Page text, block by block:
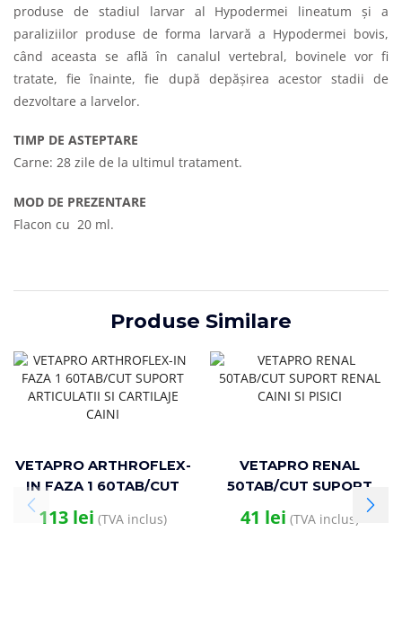
produse de stadiul larvar al Hypodermei lineatum şi a
paraliziilor produse de forma larvară a Hypodermei bovis,
când aceasta se află în canalul vertebral, bovinele vor fi
tratate, fie înainte, fie după depăşirea acestor stadii de
dezvoltare a larvelor.
TIMP DE ASTEPTARE
Carne: 28 zile de la ultimul tratament.
MOD DE PREZENTARE
Flacon cu 20 ml.
Produse Similare
VETAPRO ARTHROFLEX-
IN FAZA 1 60TAB/CUT
SUPORT ARTICULATII SI
CARTILAJE CAINI
113 lei (TVA inclus)
VETAPRO RENAL
50TAB/CUT SUPORT
RENAL CAINI SI PISICI
41 lei (TVA inclus)